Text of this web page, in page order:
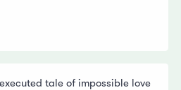
tale of impossible love